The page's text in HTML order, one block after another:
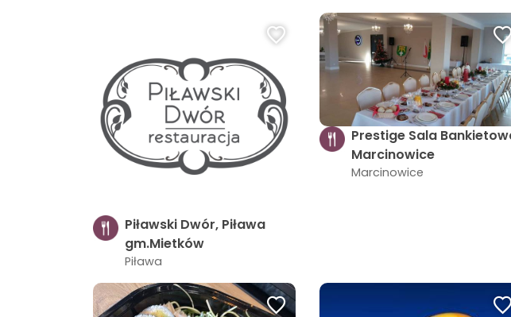
Piławski Dwór, Piława
gm.Mietków
Piława
Prestige Sala
Marcinowice
Marcinowice